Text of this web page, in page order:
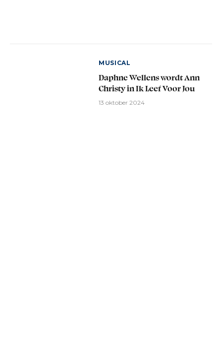
MUSICAL
Daphne Wellens wordt Ann
Christy in Ik Leef Voor Jou
13 oktober 2024